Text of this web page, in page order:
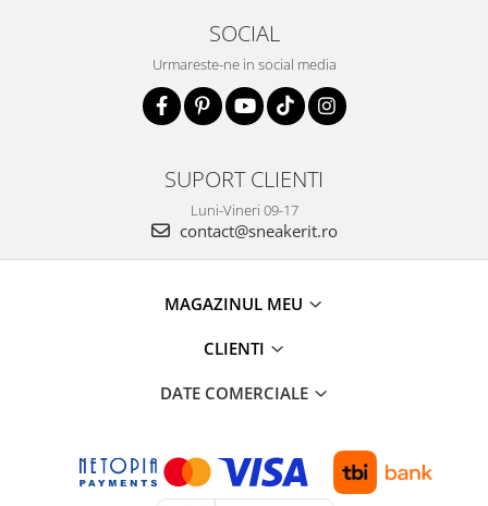
SOCIAL
Urmareste-ne in social media
SUPORT CLIENTI
Luni-Vineri 09-17
contact@sneakerit.ro
MAGAZINUL MEU
CLIENTI
DATE COMERCIALE